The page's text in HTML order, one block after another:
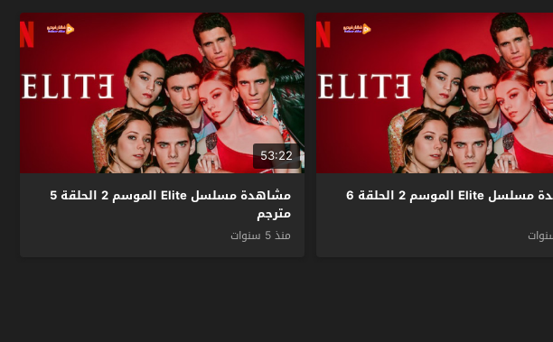
مشاهدة مسلسل Elite الموسم 2 الحلقة 6
53:22
مشاهدة مسلسل Elite الموسم 2 الحلقة 5
مترجم
منذ 5 سنوات